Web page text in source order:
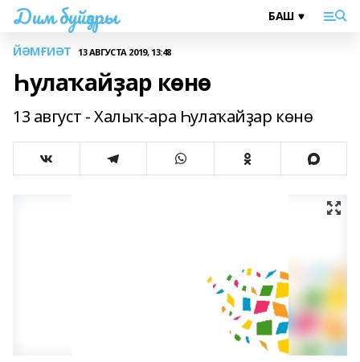
Дим буйҙары
ЙӘМҒИӘТ 13 АВГУСТА 2019, 13:48
Һулаҡайҙар көнө
13 август - Халыҡ-ара Һулаҡайҙар көнө